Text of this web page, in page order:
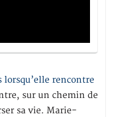
lorsqu’elle rencontre
sur un chemin de
sa vie. Marie-